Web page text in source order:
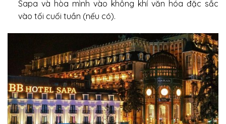
Sapa và hòa mình vào không khí văn hóa đặc sắc
vào tối cuối tuần (nếu có).